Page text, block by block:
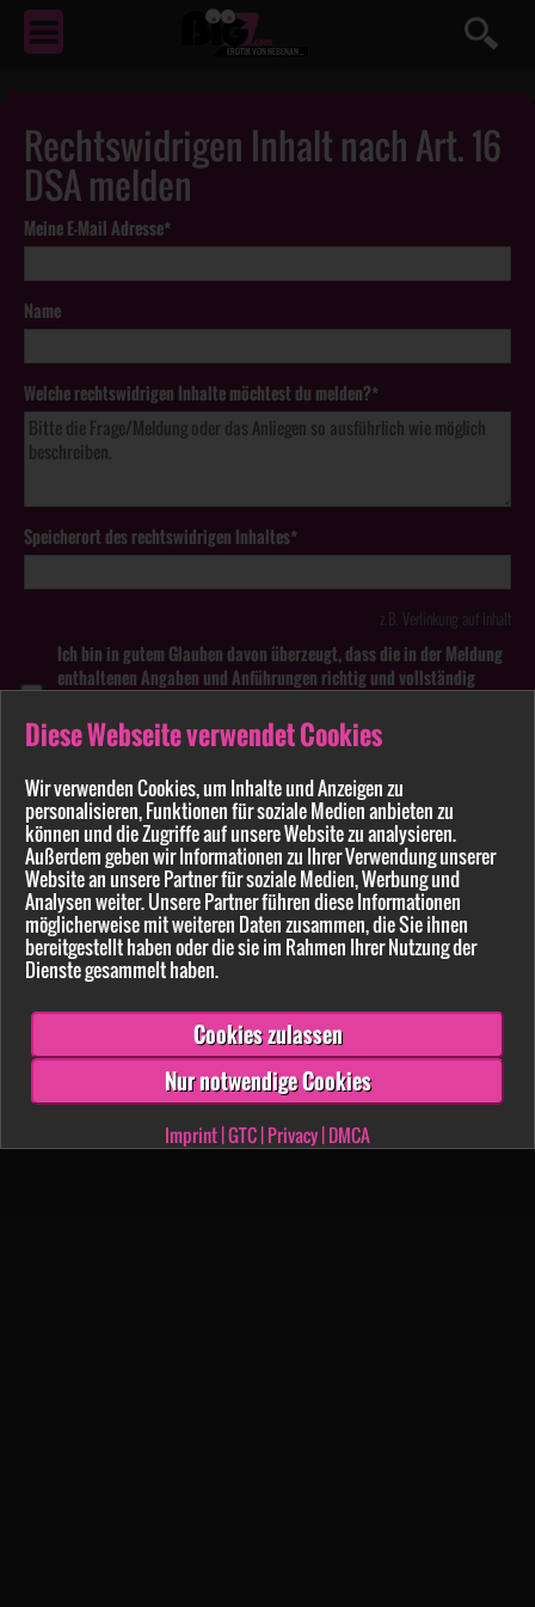
Diese Webseite verwendet Cookies
Wir verwenden Cookies, um Inhalte und Anzeigen zu
personalisieren, Funktionen für soziale Medien anbieten zu
können und die Zugriffe auf unsere Website zu analysieren.
Außerdem geben wir Informationen zu Ihrer Verwendung unserer
Website an unsere Partner für soziale Medien, Werbung und
Analysen weiter. Unsere Partner führen diese Informationen
möglicherweise mit weiteren Daten zusammen, die Sie ihnen
bereitgestellt haben oder die sie im Rahmen Ihrer Nutzung der
Dienste gesammelt haben.
Cookies zulassen
Nur notwendige Cookies
Imprint|GTC|Privacy|DMCA
EROTIKVON NEBENAN ...
Rechtswidrigen Inhalt nach Art. 16
DSA melden
Meine E-Mail Adresse*
Name
Welche rechtswidrigen Inhalte möchtest du melden?*
Speicherort des rechtswidrigen Inhaltes*
z.B. Verlinkung auf Inhalt
Ich bin in gutem Glauben davon überzeugt, dass die in der Meldung
enthaltenen Angaben und Anführungen richtig und vollständig
rechtswidrigen Inhalten können strafbar sein.
Pflichtfelder sind mit * markiert
Bitte beachten Sie unsereDatenschutzerklärung.